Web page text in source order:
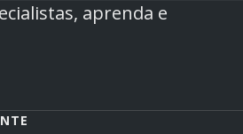
aprenda e